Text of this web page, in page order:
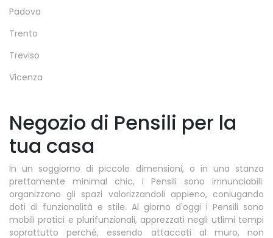
Padova
Trento
Treviso
Vicenza
Negozio di Pensili per la
tua casa
In un soggiorno di piccole dimensioni, o in una stanza
prettamente minimal chic, i Pensili sono irrinunciabili:
organizzano gli spazi valorizzandoli appieno, coniugando
doti di funzionalità e stile. Al giorno d'oggi i Pensili sono
mobili pratici e plurifunzionali, apprezzati negli utlimi tempi
soprattutto perché, essendo attaccati al muro, non